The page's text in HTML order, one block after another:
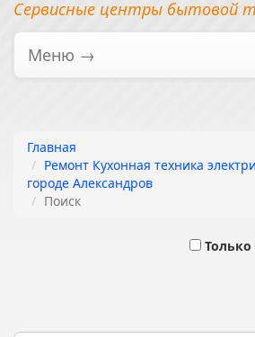
Сервисные центры бытовой
Меню →
Главная
Ремонт Кухонная техника
городе Александров
Поиск